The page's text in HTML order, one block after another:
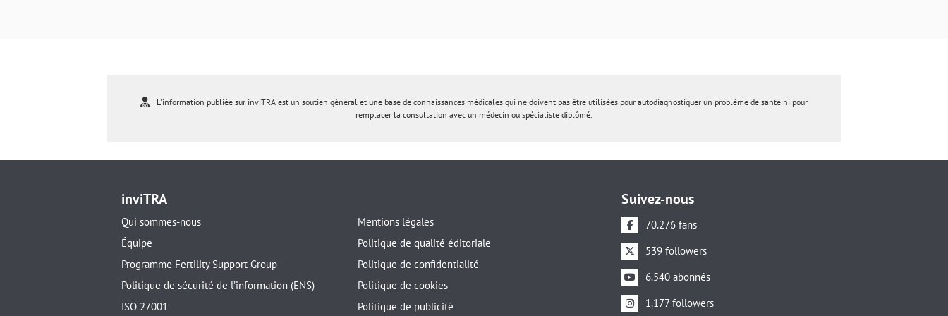
L'information publiée sur inviTRA est un soutien général et une base de connaissances médicales qui ne doivent pas être utilisées pour autodiagnostiquer un problème de santé ni pour
remplacer la consultation avec un médecin ou spécialiste diplômé.
inviTRA
Qui sommes-nous
Équipe
Programme Fertility Support Group
Politique de sécurité de l’information (ENS)
ISO 27001
Mentions légales
Politique de qualité éditoriale
Politique de confidentialité
Politique de cookies
Politique de publicité
Suivez-nous
70.276 fans
539 followers
6.540 abonnés
1.177 followers